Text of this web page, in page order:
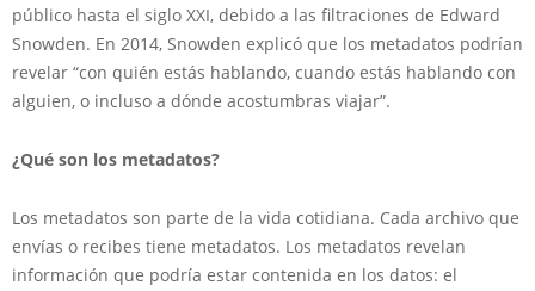
público hasta el siglo XXI, debido a las filtraciones de Edward
Snowden. En 2014, Snowden explicó que los metadatos podrían
revelar “con quién estás hablando, cuando estás hablando con
alguien, o incluso a dónde acostumbras viajar”.
¿Qué son los metadatos?
Los metadatos son parte de la vida cotidiana. Cada archivo que
envías o recibes tiene metadatos. Los metadatos revelan
información que podría estar contenida en los datos: el